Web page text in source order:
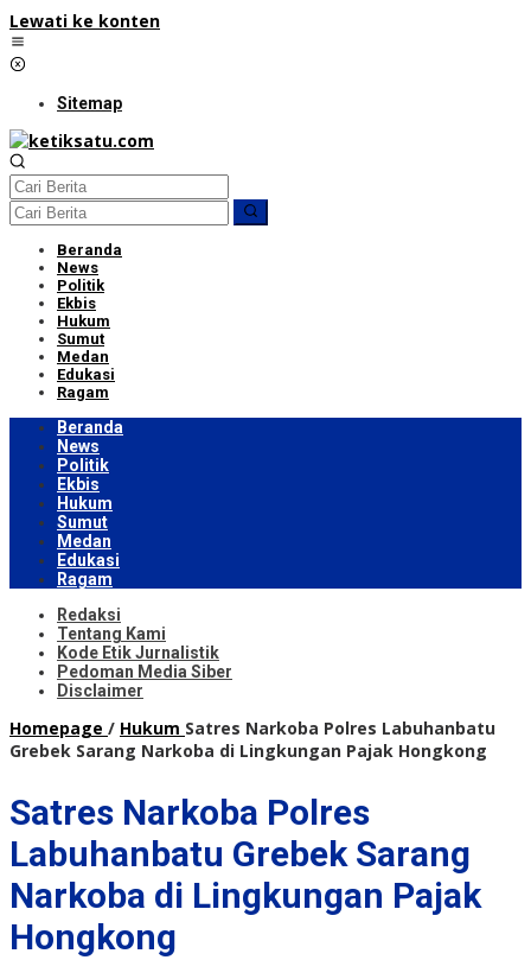
Lewati ke konten
Sitemap
Beranda
News
Politik
Ekbis
Hukum
Sumut
Medan
Edukasi
Ragam
Beranda
News
Politik
Ekbis
Hukum
Sumut
Medan
Edukasi
Ragam
Redaksi
Tentang Kami
Kode Etik Jurnalistik
Pedoman Media Siber
Disclaimer
Homepage / Hukum Satres Narkoba Polres Labuhanbatu
Grebek Sarang Narkoba di Lingkungan Pajak Hongkong
Satres Narkoba Polres
Labuhanbatu Grebek Sarang
Narkoba di Lingkungan Pajak
Hongkong